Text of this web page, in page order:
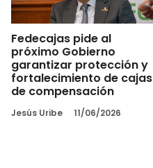
Fedecajas pide al
próximo Gobierno
garantizar protección y
fortalecimiento de cajas
de compensación
Jesús Uribe 11/06/2026